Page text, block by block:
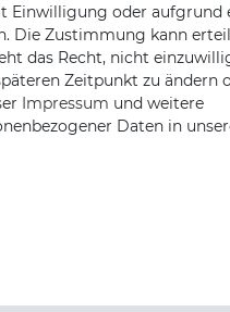
Einwilligung oder aufgrund
Die Zustimmung kann
das Recht, nicht
Zeitpunkt zu ändern
Impressum und weitere
Daten in